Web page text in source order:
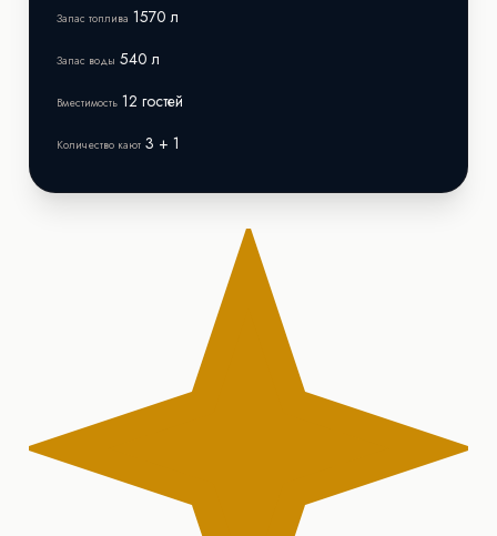
Запас топлива 1570 л
Запас воды 540 л
Вместимость 12 гостей
Количество кают 3 + 1